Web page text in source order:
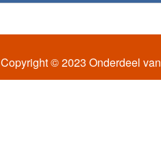
Copyright © 2023 Onderdeel van